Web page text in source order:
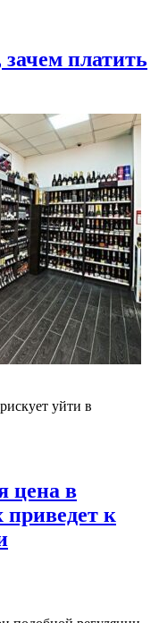
платить
уйти в
цена в
приведет к